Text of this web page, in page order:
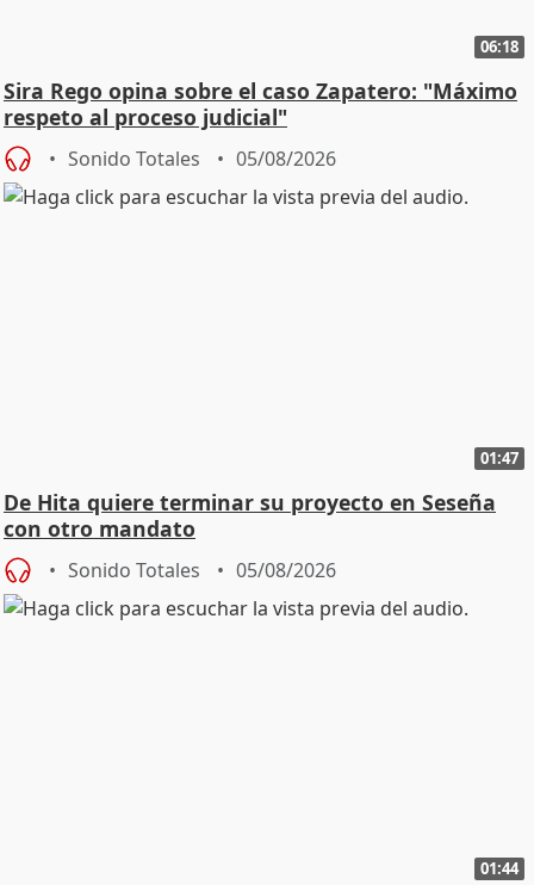
06:18
Sira Rego opina sobre el caso Zapatero: "Máximo
respeto al proceso judicial"
Sonido Totales 05/08/2026
01:47
De Hita quiere terminar su proyecto en Seseña
con otro mandato
Sonido Totales 05/08/2026
01:44